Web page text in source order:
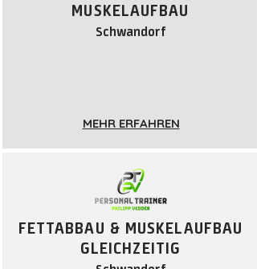
MUSKELAUFBAU
Schwandorf
MEHR ERFAHREN
FETTABBAU & MUSKELAUFBAU
GLEICHZEITIG